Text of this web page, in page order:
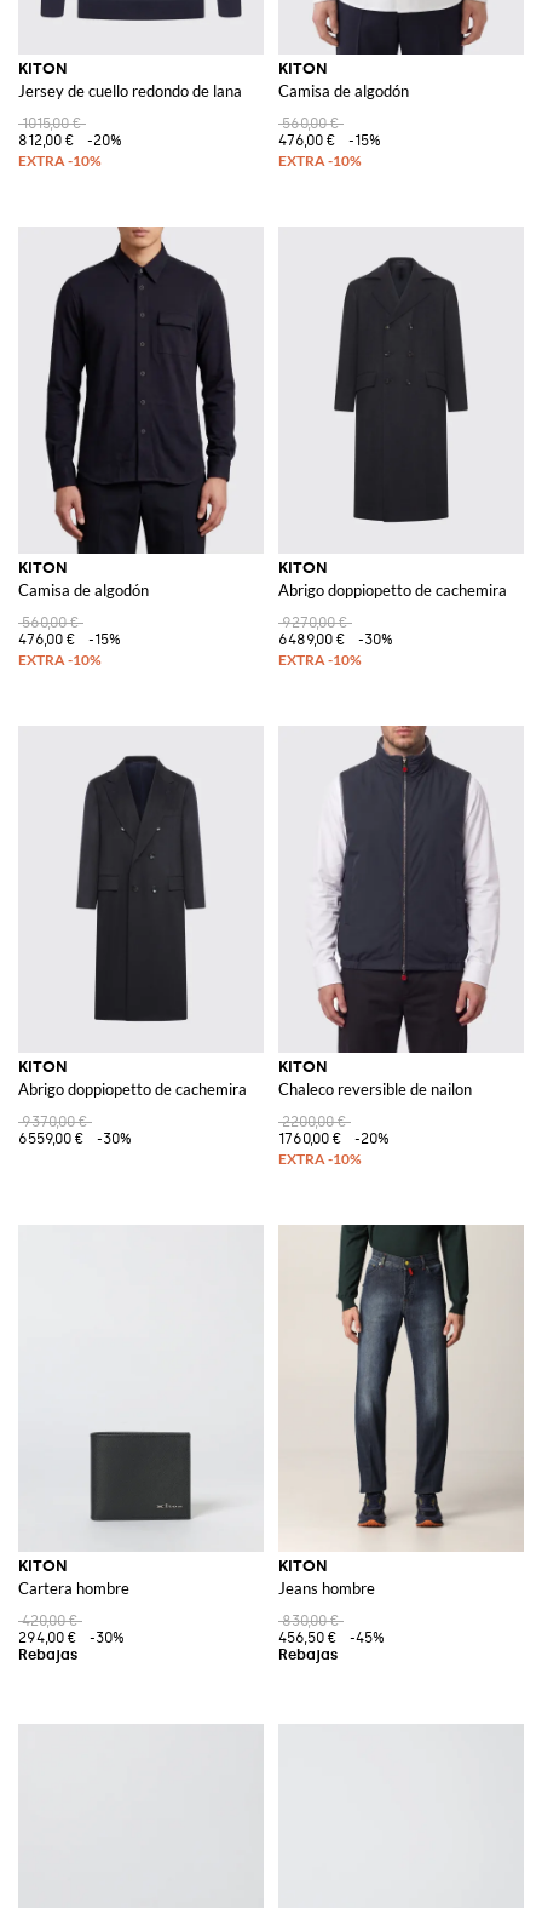
KITON
Jersey de cuello redondo de lana
1015,00 €
812,00 €
-20%
KITON
Camisa de algodón
560,00 €
476,00 €
-15%
KITON
Camisa de algodón
560,00 €
476,00 €
-15%
KITON
Abrigo doppiopetto de cachemira
9270,00 €
6489,00 €
-30%
KITON
Abrigo doppiopetto de cachemira
9370,00 €
6559,00 €
-30%
KITON
Chaleco reversible de nailon
2200,00 €
1760,00 €
-20%
KITON
Cartera hombre
420,00 €
294,00 €
-30%
KITON
Jeans hombre
830,00 €
456,50 €
-45%